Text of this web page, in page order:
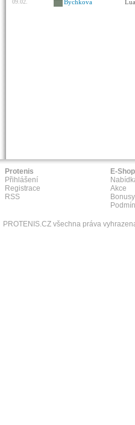
09.02. Bychkova
Protenis
Přihlášení
Registrace
RSS
E-Shop
Akce
Bonusy
PROTENIS.CZ všechna práva